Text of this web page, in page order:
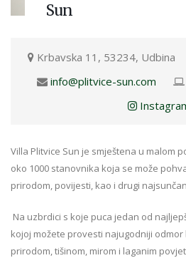
Sun
Krbavska 11, 53234, Udbina
info@plitvice-sun.com
Villa Plitvice Sun je smještena u malom
oko 1000 stanovnika koja se može
prirodom, povijesti, kao i drugi
Na uzbrdici s koje puca jedan od
kojoj možete provesti najugodniji
prirodom, tišinom, mirom i laganim